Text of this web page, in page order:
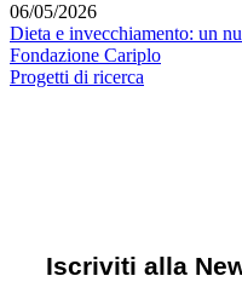
06/05/2026
Dieta e invecchiamento: un
Fondazione Cariplo
Progetti di ricerca
Iscriviti alla